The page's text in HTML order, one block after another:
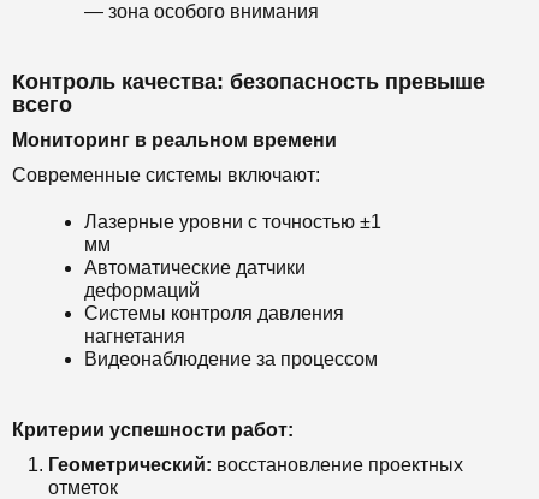
— зона особого внимания
Контроль качества: безопасность превыше
всего
Мониторинг в реальном времени
Современные системы включают:
Лазерные уровни с точностью ±1
мм
Автоматические датчики
деформаций
Системы контроля давления
нагнетания
Видеонаблюдение за процессом
Критерии успешности работ:
Геометрический: восстановление проектных
отметок